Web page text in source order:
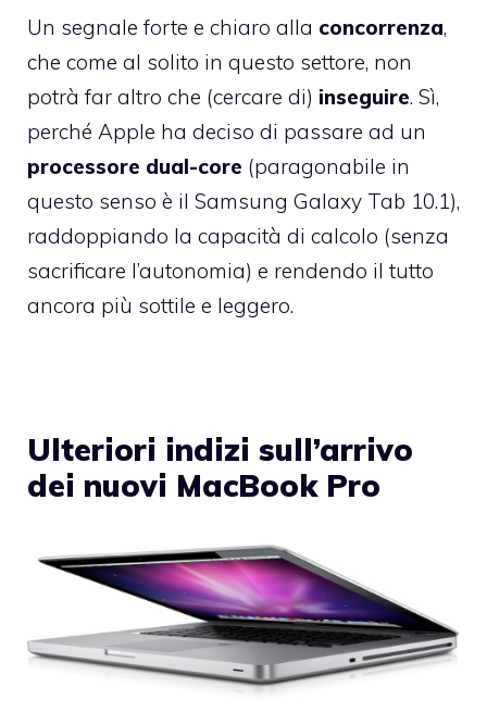
Un segnale forte e chiaro alla concorrenza,
che come al solito in questo settore, non
potrà far altro che (cercare di) inseguire. Sì,
perché Apple ha deciso di passare ad un
processore dual-core (paragonabile in
questo senso è il Samsung Galaxy Tab 10.1),
raddoppiando la capacità di calcolo (senza
sacrificare l’autonomia) e rendendo il tutto
ancora più sottile e leggero.
Ulteriori indizi sull’arrivo
dei nuovi MacBook Pro